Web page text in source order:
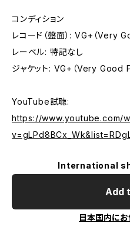
コンディション
レコード（盤面）: VG+（
レーベル: 特記なし
ジャケット: VG+（Very Good
YouTube試聴:
https://www.youtube.com/
International
Add
日本国内に